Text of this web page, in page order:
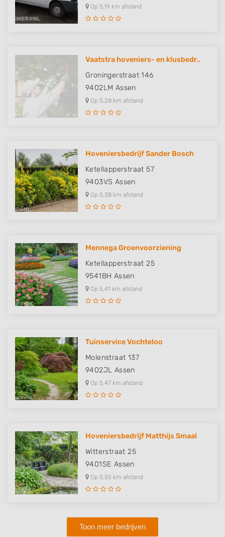
Op 5,19 km afstand
Vaatstra hoveniers- en klusbedr..
Groningerstraat 146
9402LM Assen
Op 5,28 km afstand
Hoveniersbedrijf Sander Bosch
Ketellapperstraat 57
9403VS Assen
Op 5,38 km afstand
Mennega Groenvoorziening
Ketellapperstraat 25
9541BH Assen
Op 5,41 km afstand
Tuinservice Vochteloo
Molenstraat 137
9402JL Assen
Op 5,47 km afstand
Hoveniersbedrijf Matthijs Smaal
Witterstraat 25
9401SE Assen
Op 5,55 km afstand
Toon meer bedrijven